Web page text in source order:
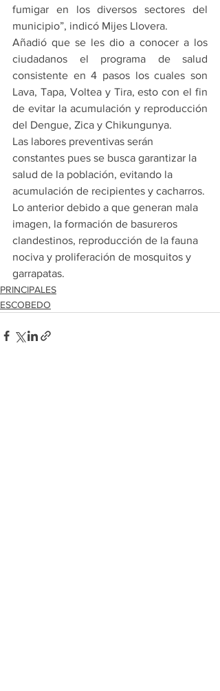
fumigar en los diversos sectores del
municipio”, indicó Mijes Llovera.
Añadió que se les dio a conocer a los
ciudadanos el programa de salud
consistente en 4 pasos los cuales son
Lava, Tapa, Voltea y Tira, esto con el fin
de evitar la acumulación y reproducción
del Dengue, Zica y Chikungunya.
Las labores preventivas serán
constantes pues se busca garantizar la
salud de la población, evitando la
acumulación de recipientes y cacharros.
Lo anterior debido a que generan mala
imagen, la formación de basureros
clandestinos, reproducción de la fauna
nociva y proliferación de mosquitos y
garrapatas.
PRINCIPALES
ESCOBEDO